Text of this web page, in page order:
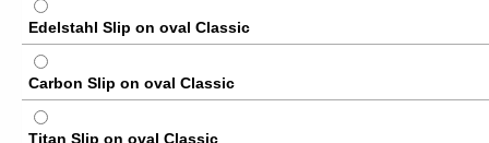
Edelstahl Slip on oval Classic
Carbon Slip on oval Classic
Titan Slip on oval Classic